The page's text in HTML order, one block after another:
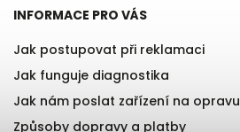
INFORMACE PRO VÁS
Jak postupovat při reklamaci
Jak funguje diagnostika
Jak nám poslat zařízení na opravu
Způsoby dopravy a platby